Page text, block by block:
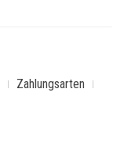
Zahlungsarten